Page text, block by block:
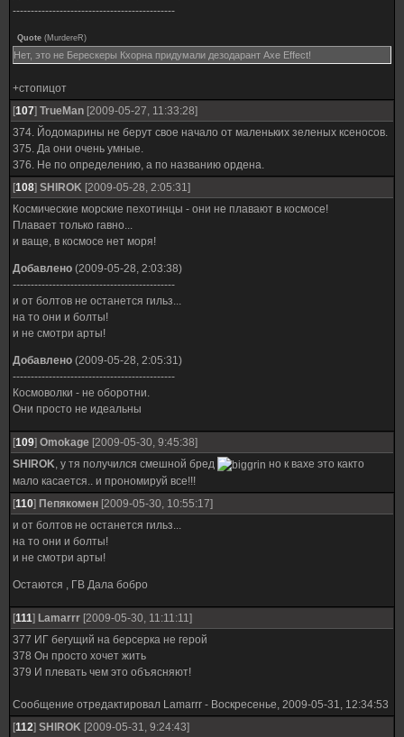
---------------------------------------------
Quote (MurdereR)
Нет, это не Берескеры Кхорна придумали дезодарант Axe Effect!
+стопицот
[107] TrueMan [2009-05-27, 11:33:28]
374. Йодомарины не берут свое начало от маленьких зеленых ксеносов.
375. Да они очень умные.
376. Не по определению, а по названию ордена.
[108] SHIROK [2009-05-28, 2:05:31]
Космические морские пехотинцы - они не плавают в космосе!
Плавает только гавно...
и ваще, в космосе нет моря!
Добавлено (2009-05-28, 2:03:38)
---------------------------------------------
и от болтов не останется гильз...
на то они и болты!
и не смотри арты!
Добавлено (2009-05-28, 2:05:31)
---------------------------------------------
Космоволки - не оборотни.
Они просто не идеальны
[109] Omokage [2009-05-30, 9:45:38]
SHIROK, у тя получился смешной бред
но к вахе это както
мало касается.. и прономируй все!!!
[110] Пепякомен [2009-05-30, 10:55:17]
и от болтов не останется гильз...
на то они и болты!
и не смотри арты!
Остаются , ГВ Дала бобро
[111] Lamarrr [2009-05-30, 11:11:11]
377 ИГ бегущий на берсерка не герой
378 Он просто хочет жить
379 И плевать чем это объясняют!
Сообщение отредактировал Lamarrr - Воскресенье, 2009-05-31, 12:34:53
[112] SHIROK [2009-05-31, 9:24:43]